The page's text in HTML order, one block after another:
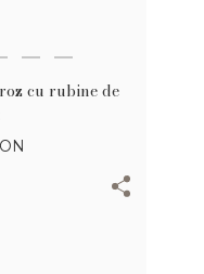
cu rubine de